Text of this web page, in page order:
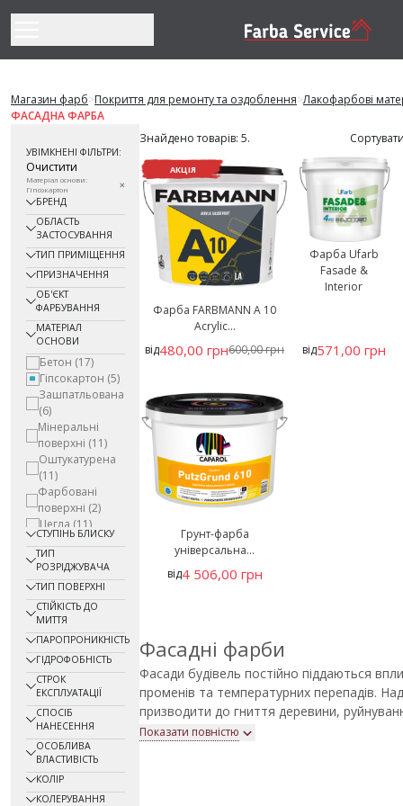
Магазин фарб>Покриття для ремонту та оздоблення>Лакофарбові
ФАСАДНА ФАРБА
УВІМКНЕНІ ФІЛЬТРИ:
Очистити
Матеріал основи:
Гіпсокартон
БРЕНД
ОБЛАСТЬ
ЗАСТОСУВАННЯ
ТИП ПРИМІЩЕННЯ
ПРИЗНАЧЕННЯ
ОБ'ЄКТ
ФАРБУВАННЯ
МАТЕРІАЛ
ОСНОВИ
Бетон (17)
Гіпсокартон (5)
Зашпатльована
(6)
Мінеральні
поверхні (11)
Оштукатурена
(11)
Фарбовані
поверхні (2)
Цегла (11)
Шпалери (4)
СТУПІНЬ БЛИСКУ
ТИП
РОЗРІДЖУВАЧА
ТИП ПОВЕРХНІ
СТІЙКІСТЬ ДО
МИТТЯ
ПАРОПРОНИКНІСТЬ
ГІДРОФОБНІСТЬ
СТРОК
ЕКСПЛУАТАЦІЇ
СПОСІБ
НАНЕСЕННЯ
ОСОБЛИВА
ВЛАСТИВІСТЬ
КОЛІР
КОЛЕРУВАННЯ
Знайдено товарів: 5.
АКЦІЯ
Фарба FARBMANN А 10
Acrylic...
від480,00 грн600,00 грн
Фарба Ufarb
Fasade &
Interior
від571,00 грн
Грунт-фарба
універсальна...
від4 506,00 грн
Фасадні фарби
Фасади будівель постійно піддаються
променів та температурних перепадів.
призводити до гниття деревини,
замерзання води у порах матеріалів. Саме
Показати повністю